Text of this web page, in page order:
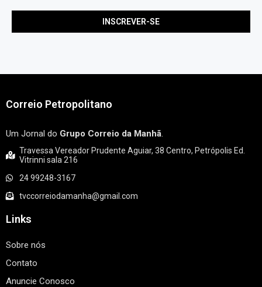
Correio Petropolitano
Um Jornal do Grupo Correio da Manhã.
Travessa Vereador Prudente Aguiar, 38 Centro, Petrópolis Ed.
Vitrinni sala 216
24 99248-3167
tvccorreiodamanha@gmail.com
Links
Sobre nós
Contato
Anuncie Conosco